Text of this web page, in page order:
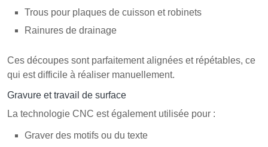
Trous pour plaques de cuisson et robinets
Rainures de drainage
Ces découpes sont parfaitement alignées et répétables, ce
qui est difficile à réaliser manuellement.
Gravure et travail de surface
La technologie CNC est également utilisée pour :
Graver des motifs ou du texte